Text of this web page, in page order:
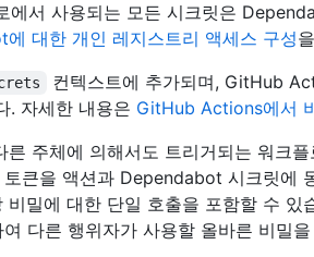
에서 사용되는 모든 시크릿은
대한 개인 레지스트리 액세스 구성
컨텍스트에 추가되며, GitHub
. 자세한 내용은 GitHub Actions에서
주체에 의해서도 트리거되는 워크
큰을 액션과 Dependabot 시크릿에
비밀에 대한 단일 호출을 포함할 수
다른 행위자가 사용할 올바른 비밀